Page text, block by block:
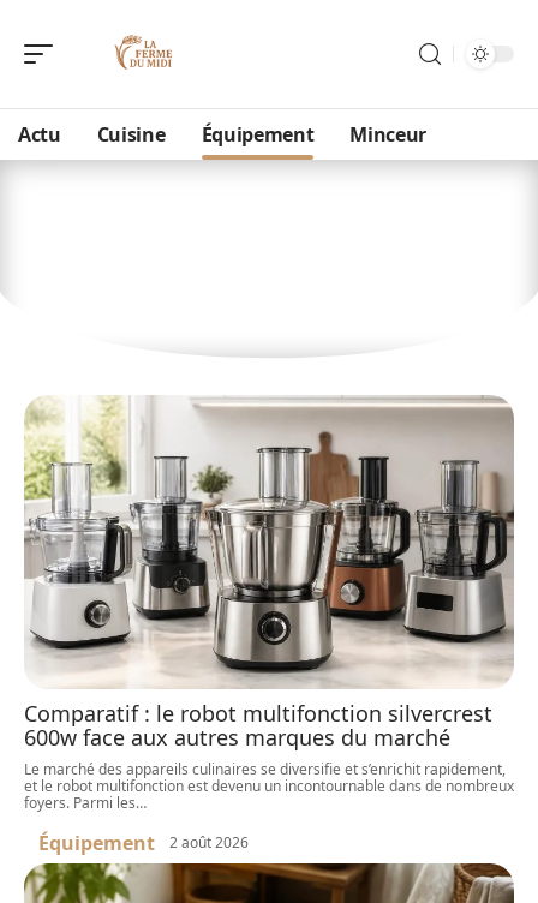
Actu Cuisine Équipement Minceur
Comparatif : le robot multifonction silvercrest
600w face aux autres marques du marché
Le marché des appareils culinaires se diversifie et s’enrichit rapidement,
et le robot multifonction est devenu un incontournable dans de nombreux
foyers. Parmi les…
Équipement 2 août 2026